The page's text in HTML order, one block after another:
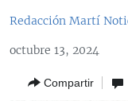
navegación
principalSOBRE CUBA
DEPORTES
Redacción Martí
octubre 13, 2024
Compartir